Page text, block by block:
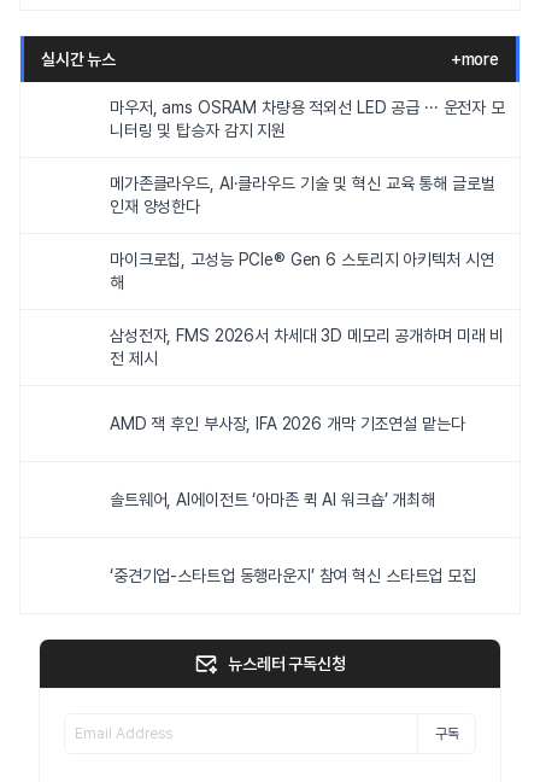
실시간 뉴스 +more
마우저, ams OSRAM 차량용 적외선 LED 공급 ··· 운전자 모
니터링 및 탑승자 감지 지원
메가존클라우드, AI·클라우드 기술 및 혁신 교육 통해 글로벌
인재 양성한다
마이크로칩, 고성능 PCIe® Gen 6 스토리지 아키텍처 시연
해
삼성전자, FMS 2026서 차세대 3D 메모리 공개하며 미래 비
전 제시
AMD 잭 후인 부사장, IFA 2026 개막 기조연설 맡는다
솔트웨어, AI에이전트 ‘아마존 퀵 AI 워크숍’ 개최해
‘중견기업-스타트업 동행라운지’ 참여 혁신 스타트업 모집
뉴스레터 구독신청
구독